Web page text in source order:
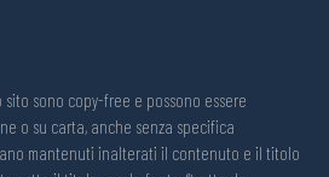
sono copy-free e possono essere
o su carta, anche senza specifica
mantenuti inalterati il contenuto e il titolo